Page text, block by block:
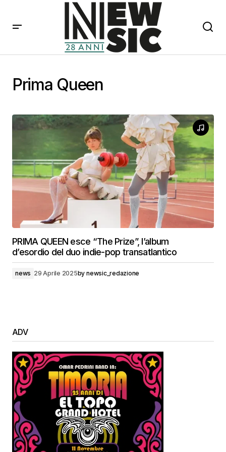
Prima Queen
PRIMA QUEEN esce “The Prize”, l’album
d’esordio del duo indie-pop transatlantico
news 29 Aprile 2025by newsic_redazione
ADV